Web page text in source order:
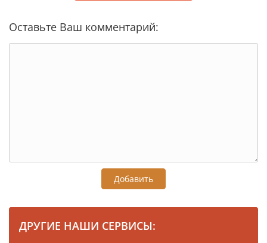
Оставьте Ваш комментарий:
Добавить
ДРУГИЕ НАШИ СЕРВИСЫ: